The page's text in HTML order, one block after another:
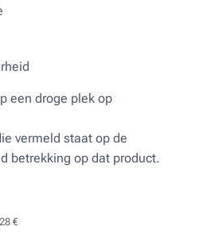
een droge plek op
vermeld staat op de
betrekking op dat product.
€